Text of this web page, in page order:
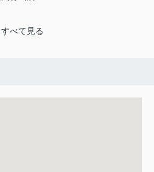
すべて見る